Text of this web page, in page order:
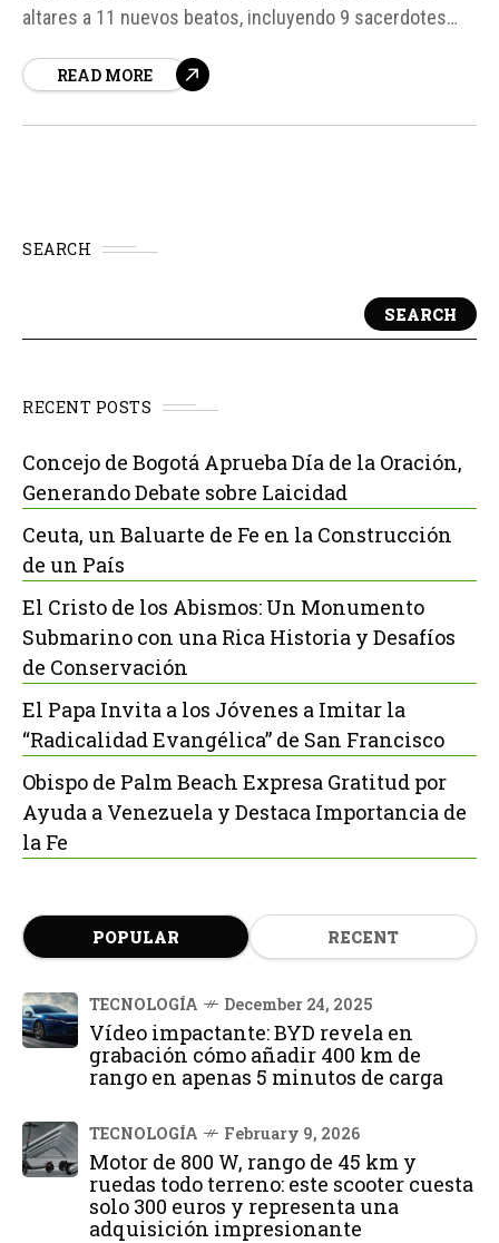
altares a 11 nuevos beatos, incluyendo 9 sacerdotes
sus vidas por su fe durante la Segunda Guerra Mundial y
READ MORE
SEARCH
SEARCH
RECENT POSTS
Concejo de Bogotá Aprueba Día de la Oración,
Generando Debate sobre Laicidad
Ceuta, un Baluarte de Fe en la Construcción
de un País
El Cristo de los Abismos: Un Monumento
Submarino con una Rica Historia y Desafíos
de Conservación
El Papa Invita a los Jóvenes a Imitar la
“Radicalidad Evangélica” de San Francisco
Obispo de Palm Beach Expresa Gratitud por
Ayuda a Venezuela y Destaca Importancia de
la Fe
POPULAR RECENT
TECNOLOGÍA December 24, 2025
Vídeo impactante: BYD revela en
grabación cómo añadir 400 km de
rango en apenas 5 minutos de carga
TECNOLOGÍA February 9, 2026
Motor de 800 W, rango de 45 km y
ruedas todo terreno: este scooter cuesta
solo 300 euros y representa una
adquisición impresionante